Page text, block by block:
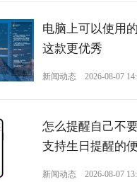
电脑上可以使用
这款更优秀
新闻动态 2026-08-07
怎么提醒自己不
支持生日提醒的
新闻动态 2026-08-07